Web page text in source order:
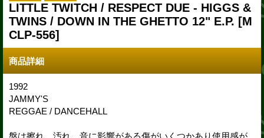
LITTLE TWITCH / RESPECT DUE - HIGGS &
TWINS / DOWN IN THE GHETTO 12" E.P. [M
CLP-556]
商品詳細
1992
JAMMY'S
REGGAE / DANCEHALL
盤は擦れ、汚れ、音に影響がある傷がいくつかあり使用感が